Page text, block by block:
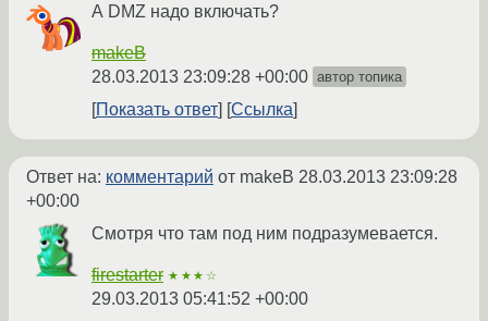
А DMZ надо включать?
makeB
28.03.2013 23:09:28 +00:00 автор топика
Показать ответ Ссылка
Ответ на: комментарий от makeB 28.03.2013 23:09:28
+00:00
Смотря что там под ним подразумевается.
firestarter ★★★☆
29.03.2013 05:41:52 +00:00